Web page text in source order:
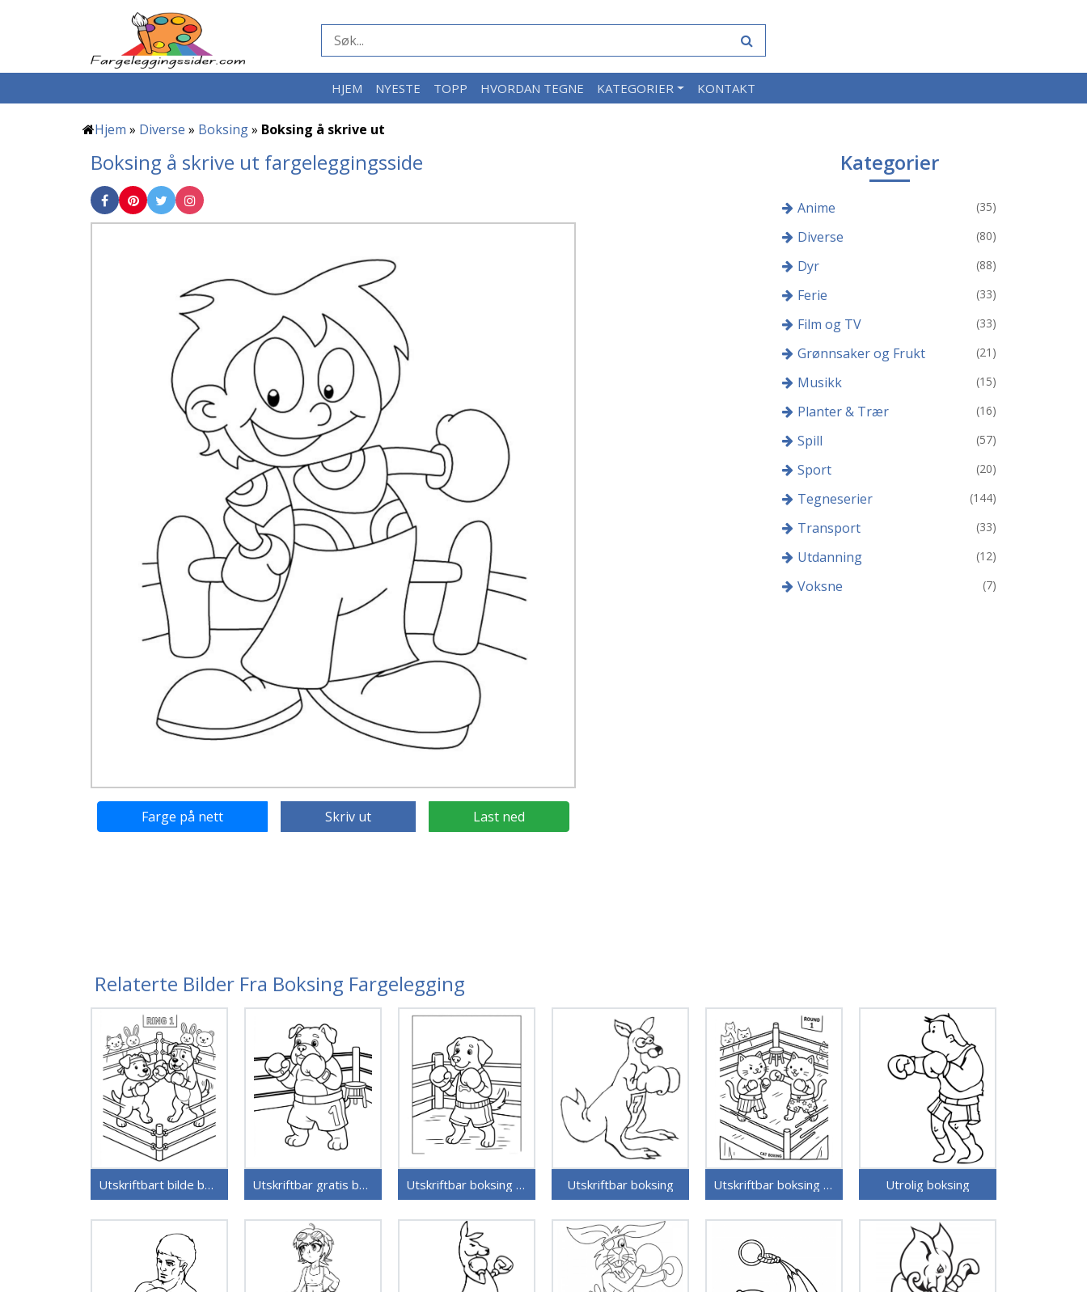
HJEM NYESTE TOPP HVORDAN TEGNE KATEGORIER KONTAKT
Hjem » Diverse » Boksing» Boksing å skrive ut
Boksing å skrive ut fargeleggingsside
Farge på nett Skriv ut Last ned
Kategorier
Anime (35)
Diverse (80)
Dyr (88)
Ferie (33)
Film og TV (33)
Grønnsaker og Frukt (21)
Musikk (15)
Planter & Trær (16)
Spill (57)
Sport (20)
Tegneserier (144)
Transport (33)
Utdanning (12)
Voksne (7)
Relaterte Bilder Fra Boksing Fargelegging
Utskriftbart bilde boksing Utskriftbar gratis boksing Utskriftbar boksing uten kostnad Utskriftbar boksing Utskriftbar boksing for barn Utrolig boksing